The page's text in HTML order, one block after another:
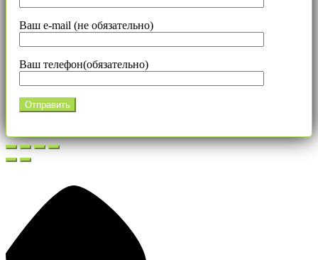
Ваш e-mail (не обязательно)
Ваш телефон(обязательно)